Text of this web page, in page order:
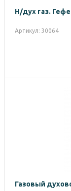
Н/дух газ.
Артикул: 30064
Газовый